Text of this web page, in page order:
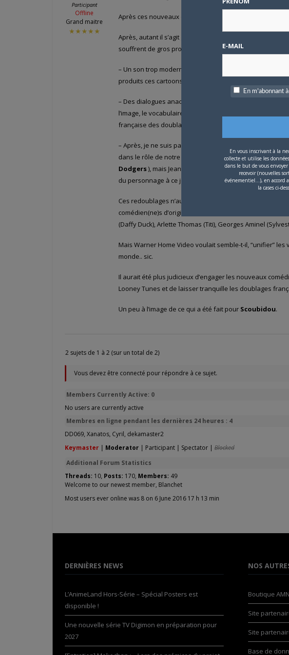
Participant
Offline
Grand maitre
★★★★★
Après ces nouveaux doublages ne le sont pas tant que
Après, autant il s’agit globalement de grand(e)s
souffrent de gros problèmes :
– Un son trop moderne comparativement aux musiques
produits ces cartoons.
– Des dialogues anachroniques tombant à plat et ne
l’image, le vocabulaire donnant l’impression d’avoir été
française des doublages d’origine.
– Après, je ne suis pas trop d’accord avec la nouvelle
dans le rôle de notre cochon bègue préféré (il fait des
Dodgers), mais Jean Droze le comédien d’origine de
du personnage à ce jour.
Ces redoublages n’auraient jamais du voir le jour et
comédien(ne)s d’origine des premiers doublages : Guy
(Daffy Duck), Arlette Thomas (Titi), Georges Aminel
Mais Warner Home Video voulait semble-t-il, “unifier”
monde.. sic.
Il aurait été plus judicieux d’engager les nouveaux
Looney Tunes et de laisser tranquille les doublages
Un peu à l’image de ce qui a été fait pour Scoubidou.
2 sujets de 1 à 2 (sur un total de 2)
Vous devez être connecté pour répondre à ce sujet.
Members Currently Active: 0
No users are currently active
Membres en ligne pendant les dernières 24 heures : 4
DD069, Xanatos, Cyril, dekamaster2
Keymaster | Moderator | Participant | Spectator | Blocked
Additional Forum Statistics
Threads: 10, Posts: 170, Members: 49
Welcome to our newest member, Blanchet
Most users ever online was 8 on 6 June 2016 17 h 13 min
DERNIÈRES NEWS
L’AnimeLand Hors-Série – Spécial Posters est
disponible !
Une nouvelle série TV Digimon en préparation pour
2027
NOS
Boutique AMN
Site
Site
Base de
E-MAIL
En m'abonnant
En vous inscrivant à la
collecte et utilise les
dans le but de vous envoyer
recevoir (nouvelles
événementiel...), en accord
la cases ci-